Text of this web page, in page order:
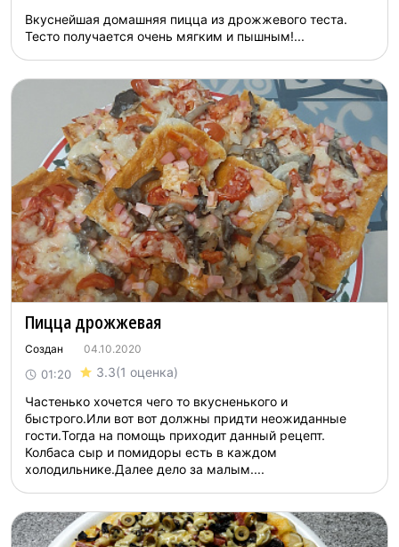
Вкуснейшая домашняя пицца из дрожжевого теста.
Тесто получается очень мягким и пышным!...
Пицца дрожжевая
Создан 04.10.2020
01:20 3.3(1 оценка)
Частенько хочется чего то вкусненького и
быстрого.Или вот вот должны придти неожиданные
гости.Тогда на помощь приходит данный рецепт.
Колбаса сыр и помидоры есть в каждом
холодильнике.Далее дело за малым....